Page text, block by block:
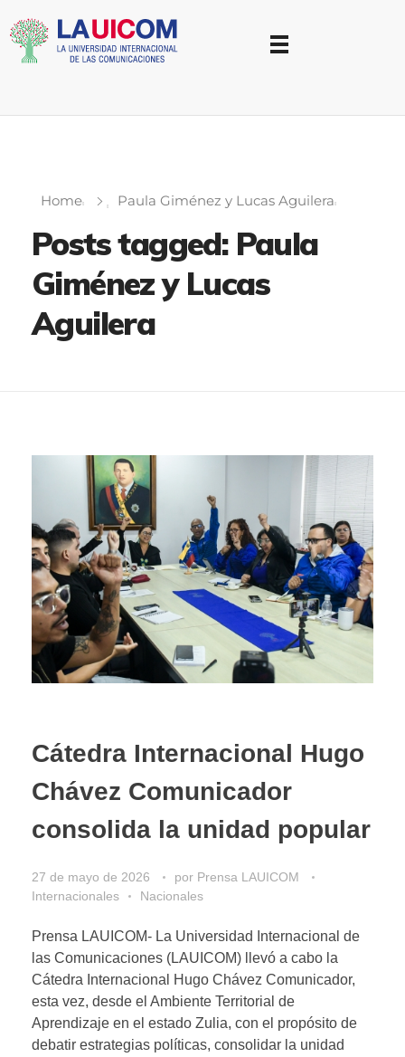
Home Paula Giménez y Lucas Aguilera
Posts tagged: Paula
Giménez y Lucas
Aguilera
​Cátedra Internacional Hugo
Chávez Comunicador
consolida la unidad popular
27 de mayo de 2026 por Prensa LAUICOM
Internacionales
Nacionales
​Prensa LAUICOM- La Universidad Internacional de
las Comunicaciones (LAUICOM) llevó a cabo la
Cátedra Internacional Hugo Chávez Comunicador,
esta vez, desde el Ambiente Territorial de
Aprendizaje en el estado Zulia, con el propósito de
debatir estrategias políticas, consolidar la unidad